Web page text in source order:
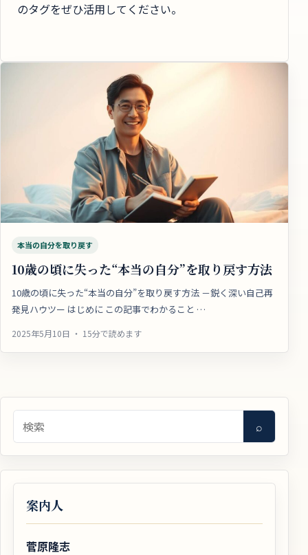
のタグをぜひ活用してください。
本当の自分を取り戻す
10歳の頃に失った“本当の自分”を取り戻す方法
10歳の頃に失った“本当の自分”を取り戻す方法 －鋭く深い自己再
発見ハウツー はじめに この記事でわかること …
2025年5月10日 ・ 15分で読めます
検索 ⌕
案内人
菅原隆志